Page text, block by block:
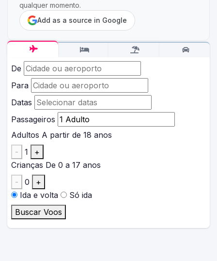
De
Para
Datas
Passageiros
Adultos A partir de 18 anos
-
1
+
Crianças De 0 a 17 anos
-
0
+
Ida e volta
Só ida
Buscar Voos
qualquer momento.
Add as a source in Google